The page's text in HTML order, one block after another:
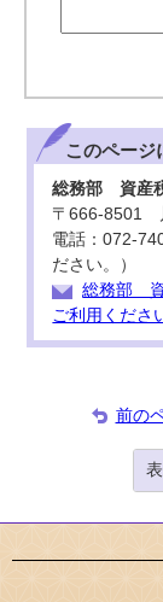
このページ
総務部 資産
〒666-8501
電話：072-
ださい。）
総務部 資
ご利用くださ
前の